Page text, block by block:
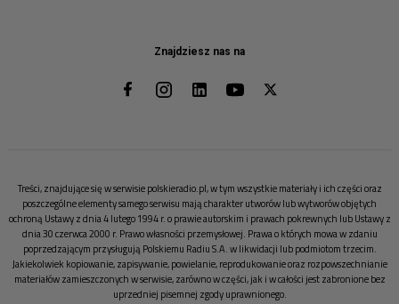
Znajdziesz nas na
Treści, znajdujące się w serwisie polskieradio.pl, w tym wszystkie materiały i ich części oraz
poszczególne elementy samego serwisu mają charakter utworów lub wytworów objętych
ochroną Ustawy z dnia 4 lutego 1994 r. o prawie autorskim i prawach pokrewnych lub Ustawy z
dnia 30 czerwca 2000 r. Prawo własności przemysłowej. Prawa o których mowa w zdaniu
poprzedzającym przysługują Polskiemu Radiu S.A. w likwidacji lub podmiotom trzecim.
Jakiekolwiek kopiowanie, zapisywanie, powielanie, reprodukowanie oraz rozpowszechnianie
materiałów zamieszczonych w serwisie, zarówno w części, jak i w całości jest zabronione bez
uprzedniej pisemnej zgody uprawnionego.